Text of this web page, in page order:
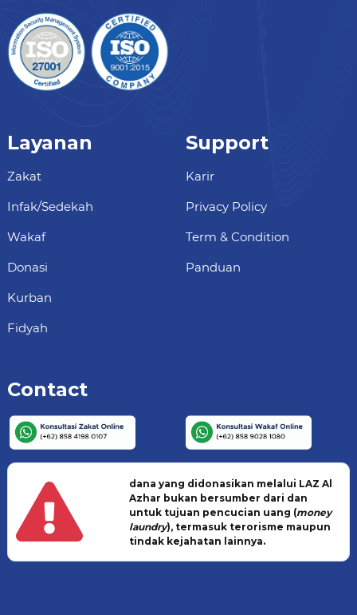
Layanan
Zakat
Infak/Sedekah
Wakaf
Donasi
Kurban
Fidyah
Support
Karir
Privacy Policy
Term & Condition
Panduan
Contact
dana yang didonasikan melalui LAZ Al
Azhar bukan bersumber dari dan
untuk tujuan pencucian uang (money
laundry), termasuk terorisme maupun
tindak kejahatan lainnya.